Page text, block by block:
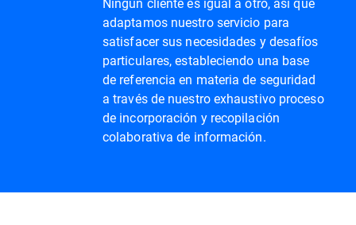
adaptamos nuestro servicio para
satisfacer sus necesidades y desafíos
particulares, estableciendo una base
de referencia en materia de seguridad
a través de nuestro exhaustivo proceso
de incorporación y recopilación
colaborativa de información.